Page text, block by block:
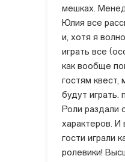
мешках.
Юлия все
и, хотя я
играть все
как вообще
гостям квест,
будут играть.
Роли раздали
характеров. И
гости играли
ролевики!